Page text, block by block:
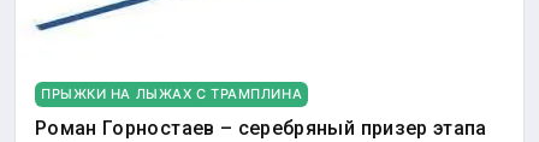
ПРЫЖКИ НА ЛЫЖАХ С ТРАМПЛИНА
Роман Горностаев – серебряный призер этапа